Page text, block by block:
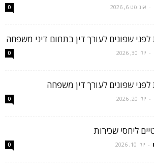
- אוגוסט 6, 2026 0
שפונים לעורך דין בתחום דיני משפחה
- יולי 30, 2026 0
שפונים לעורך דין משפחה
- יולי 20, 2026 0
ליחסי שכירות
- יולי 10, 2026 0